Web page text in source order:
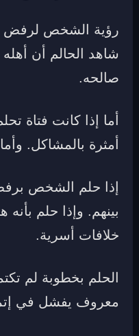
رؤية الشخص لرفض
شاهد الحالم أن
صالحه.
أما إذا كانت فتاة
أمثرة بالمشاكل.
إذا حلم الشخص
بينهم. وإذا حلم
خلافات أسرية.
الحلم بخطوبة لم
معروف يفشل في